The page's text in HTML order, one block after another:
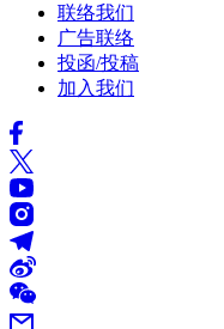
联络我们
广告联络
投函/投稿
加入我们